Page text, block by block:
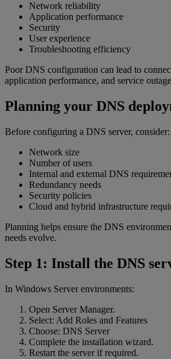
Network reliability
Application performance
Security
User experience
Troubleshooting efficiency
Poor DNS configuration can lead to
application performance, and service
Planning your DNS
Before configuring a DNS server, consider:
Network size
Number of users
Internal and external DNS
Redundancy needs
Security policies
Cloud and hybrid infrastructure
Planning helps ensure the DNS
needs evolve.
Step 1: Install the DNS
In Windows Server environments:
Open Server Manager.
Select: Add Roles and Features
Choose: DNS Server
Complete the installation wizard.
Restart the server if required.